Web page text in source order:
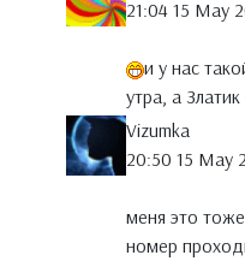
21:04 15 May
и у нас
утра, а
Vizumka
20:50 15 May
меня это
номер